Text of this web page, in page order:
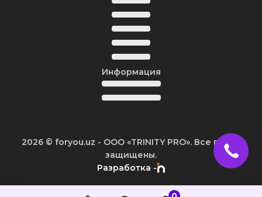
Информация
2026 © foryou.uz - ООО «TRINITY PRO». Все права
защищены.
Разработка -